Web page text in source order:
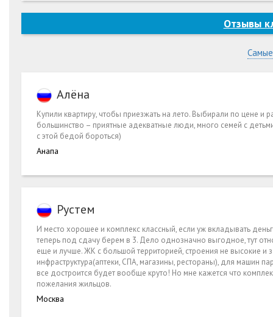
Отзывы
Алёна
Купили квартиру, чтобы приезжать на лето. Выбирали по цене
большинство – приятные адекватные люди, много семей с
с этой бедой бороться)
Анапа
Рустем
И место хорошее и комплекс классный, если уж вкладывать
теперь под сдачу берем в 3. Дело однозначно выгодное, тут
еще и лучше. ЖК с большой территорией, строения не высокие и
инфраструктура(аптеки, СПА, магазины, рестораны), для машин
все достроится будет вообще круто! Но мне кажется что
пожелания жильцов.
Москва